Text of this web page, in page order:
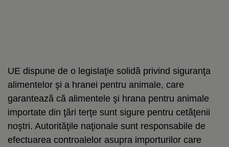
UE dispune de o legislaţie solidă privind siguranţa
alimentelor şi a hranei pentru animale, care
garantează că alimentele şi hrana pentru animale
importate din ţări terţe sunt sigure pentru cetăţenii
noştri. Autorităţile naţionale sunt responsabile de
efectuarea controalelor asupra importurilor care